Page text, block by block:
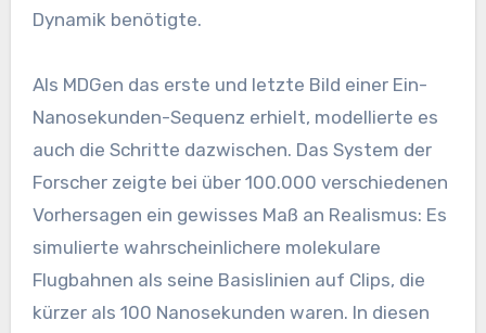
Dynamik benötigte.
Als MDGen das erste und letzte Bild einer Ein-
Nanosekunden-Sequenz erhielt, modellierte es
auch die Schritte dazwischen. Das System der
Forscher zeigte bei über 100.000 verschiedenen
Vorhersagen ein gewisses Maß an Realismus: Es
simulierte wahrscheinlichere molekulare
Flugbahnen als seine Basislinien auf Clips, die
kürzer als 100 Nanosekunden waren. In diesen